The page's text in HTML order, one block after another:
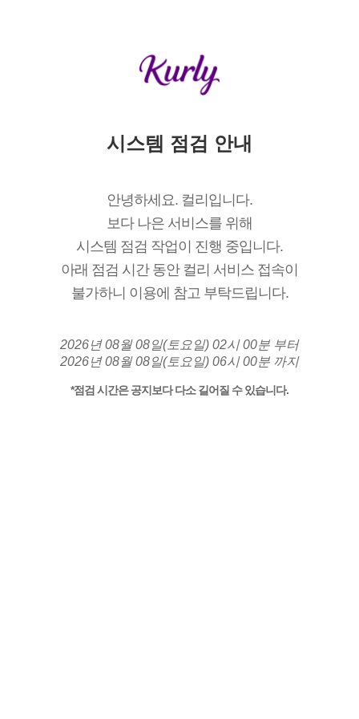
시스템 점검 안내
안녕하세요. 컬리입니다.
보다 나은 서비스를 위해
시스템 점검 작업이 진행 중입니다.
아래 점검 시간 동안 컬리 서비스 접속이
불가하니 이용에 참고 부탁드립니다.
2026년 08월 08일(토요일) 02시 00분 부터
2026년 08월 08일(토요일) 06시 00분 까지
*점검 시간은 공지보다 다소 길어질 수 있습니다.